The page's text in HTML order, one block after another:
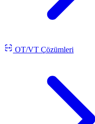
OT/VT Çözümleri